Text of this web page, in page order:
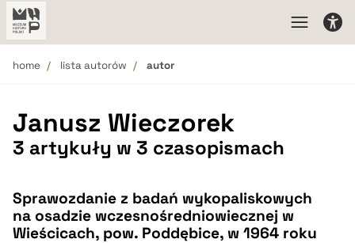
home lista autorów autor
Janusz Wieczorek
3 artykuły w 3 czasopismach
Sprawozdanie z badań wykopaliskowych
na osadzie wczesnośredniowiecznej w
Wieścicach, pow. Poddębice, w 1964 roku